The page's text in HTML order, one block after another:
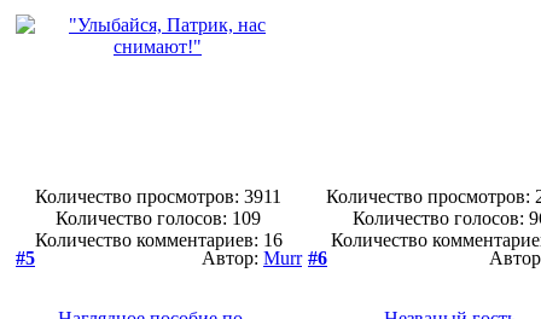
Количество просмотров: 3911
Количество голосов: 109
Количество комментариев: 16
Количество просмотров:
Количество голосов:
Количество
#5
Автор: Murr #6